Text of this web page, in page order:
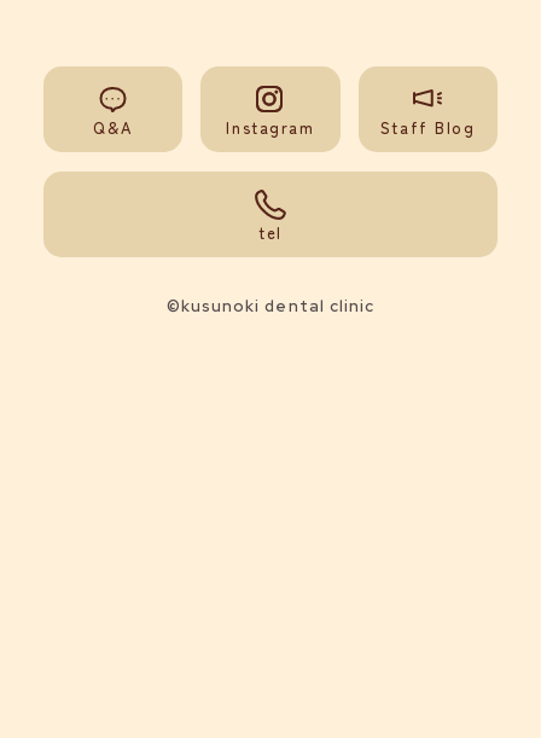
Q&A Instagram Staff Blog
tel
©kusunoki dental clinic